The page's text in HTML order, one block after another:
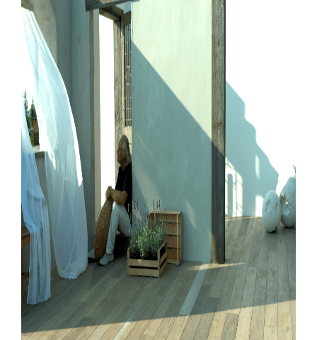
PARQUET VIEILLI PARQUET EN CHÊNE FUMÉ
PARQUET LAMES LARGES XXL PARQUET EN CHÊNE
ACCESSOIRES PARQUET
D'INTÉRIEUR
Nos conseillers sont disponibles au
09-8899140
VOUS AVEZ UN PROJET ?
Nos experts sont à votre disposition pour vous guider pas à
pas dans le choix et la pose de votre parquet.